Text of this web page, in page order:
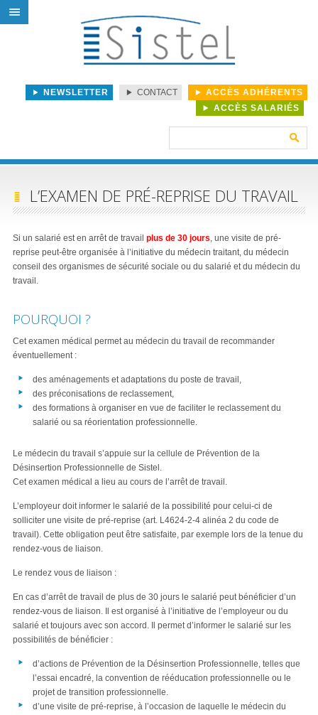
NEWSLETTER CONTACT
ACCÈS ADHÉRENTS
ACCÈS SALARIÉS
L’EXAMEN DE PRÉ-REPRISE DU TRAVAIL
Si un salarié est en arrêt de travail plus de 30 jours, une visite de pré-
reprise peut-être organisée à l’initiative du médecin traitant, du médecin
conseil des organismes de sécurité sociale ou du salarié et du médecin du
travail.
POURQUOI ?
Cet examen médical permet au médecin du travail de recommander
éventuellement :
des aménagements et adaptations du poste de travail,
des préconisations de reclassement,
des formations à organiser en vue de faciliter le reclassement du
salarié ou sa réorientation professionnelle.
Le médecin du travail s’appuie sur la cellule de Prévention de la
Désinsertion Professionnelle de Sistel.
Cet examen médical a lieu au cours de l’arrêt de travail.
L’employeur doit informer le salarié de la possibilité pour celui-ci de
solliciter une visite de pré-reprise (art. L4624-2-4 alinéa 2 du code de
travail). Cette obligation peut être satisfaite, par exemple lors de la tenue du
rendez-vous de liaison.
Le rendez vous de liaison :
En cas d’arrêt de travail de plus de 30 jours le salarié peut bénéficier d’un
rendez-vous de liaison. Il est organisé à l’initiative de l’employeur ou du
salarié et toujours avec son accord. Il permet d’informer le salarié sur les
possibilités de bénéficier :
d’actions de Prévention de la Désinsertion Professionnelle, telles que
l’essai encadré, la convention de rééducation professionnelle ou le
projet de transition professionnelle.
d’une visite de pré-reprise, à l’occasion de laquelle le médecin du